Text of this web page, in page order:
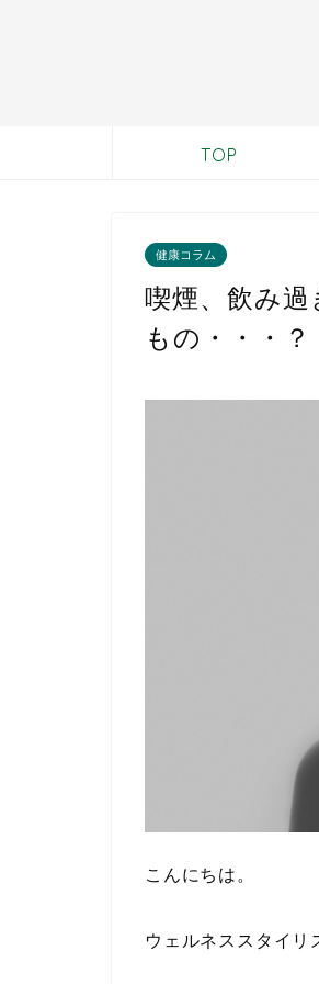
TOP
健康コラム
喫煙、飲み
もの・・・？
こんにちは。
ウェルネススタイリ